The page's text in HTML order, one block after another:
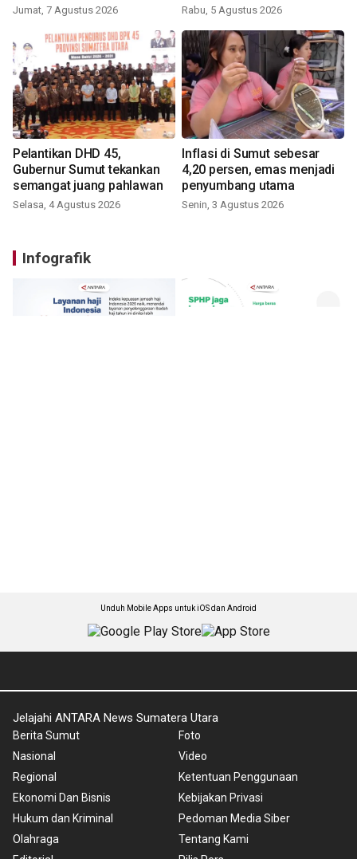
Jumat, 7 Agustus 2026 Rabu, 5 Agustus 2026
Pelantikan DHD 45,
Gubernur Sumut tekankan
semangat juang pahlawan
Selasa, 4 Agustus 2026
Inflasi di Sumut sebesar
4,20 persen, emas menjadi
penyumbang utama
Senin, 3 Agustus 2026
Infografik
Unduh Mobile Apps untuk iOS dan Android
Jelajahi ANTARA News Sumatera Utara
Berita Sumut
Nasional
Regional
Ekonomi Dan Bisnis
Hukum dan Kriminal
Olahraga
Foto
Video
Ketentuan Penggunaan
Kebijakan Privasi
Pedoman Media Siber
Tentang Kami